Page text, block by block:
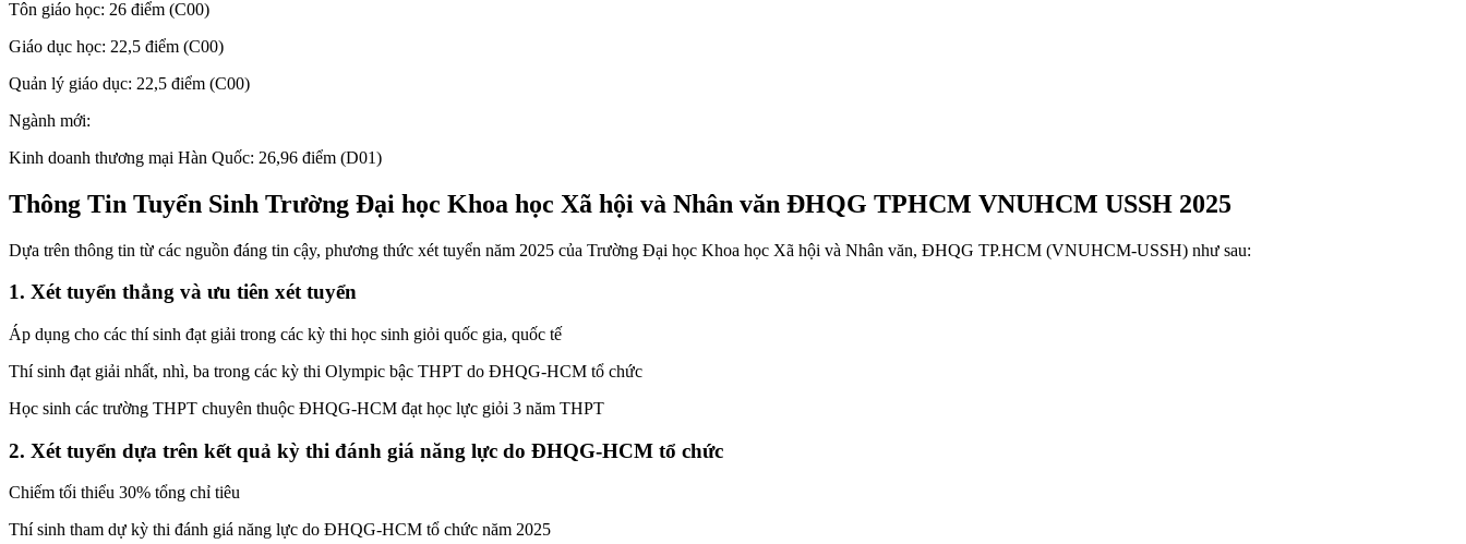
Tôn giáo học: 26 điểm (C00)
Giáo dục học: 22,5 điểm (C00)
Quản lý giáo dục: 22,5 điểm (C00)
Ngành mới:
Kinh doanh thương mại Hàn Quốc: 26,96 điểm (D01)
Thông Tin Tuyển Sinh Trường Đại học Khoa học Xã hội và Nhân văn ĐHQG TPHCM VNUHCM USSH 2025
Dựa trên thông tin từ các nguồn đáng tin cậy, phương thức xét tuyển năm 2025 của Trường Đại học Khoa học Xã hội và Nhân văn, ĐHQG TP.HCM (VNUHCM-USSH) như sau:
1. Xét tuyển thẳng và ưu tiên xét tuyển
Áp dụng cho các thí sinh đạt giải trong các kỳ thi học sinh giỏi quốc gia, quốc tế
Thí sinh đạt giải nhất, nhì, ba trong các kỳ thi Olympic bậc THPT do ĐHQG-HCM tổ chức
Học sinh các trường THPT chuyên thuộc ĐHQG-HCM đạt học lực giỏi 3 năm THPT
2. Xét tuyển dựa trên kết quả kỳ thi đánh giá năng lực do ĐHQG-HCM tổ chức
Chiếm tối thiểu 30% tổng chỉ tiêu
Thí sinh tham dự kỳ thi đánh giá năng lực do ĐHQG-HCM tổ chức năm 2025